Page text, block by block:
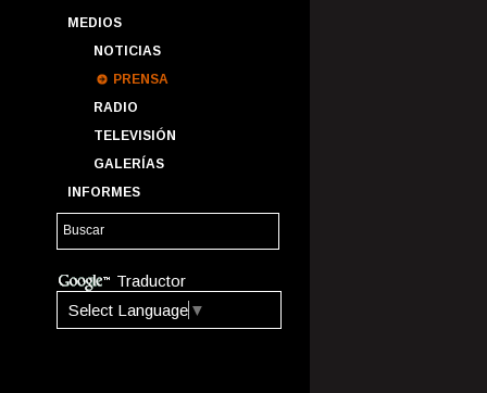
MEDIOS
NOTICIAS
PRENSA
RADIO
TELEVISIÓN
GALERÍAS
INFORMES
Traductor
Select Language ▼